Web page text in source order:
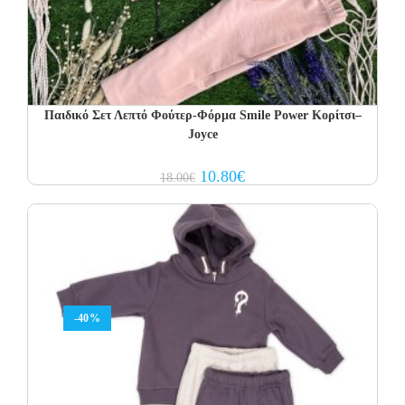
Παιδικό Σετ Λεπτό Φούτερ-Φόρμα Smile Power Κορίτσι–
Joyce
18.00€ Original
price
18.00€.
10.80€Current
price
-40%